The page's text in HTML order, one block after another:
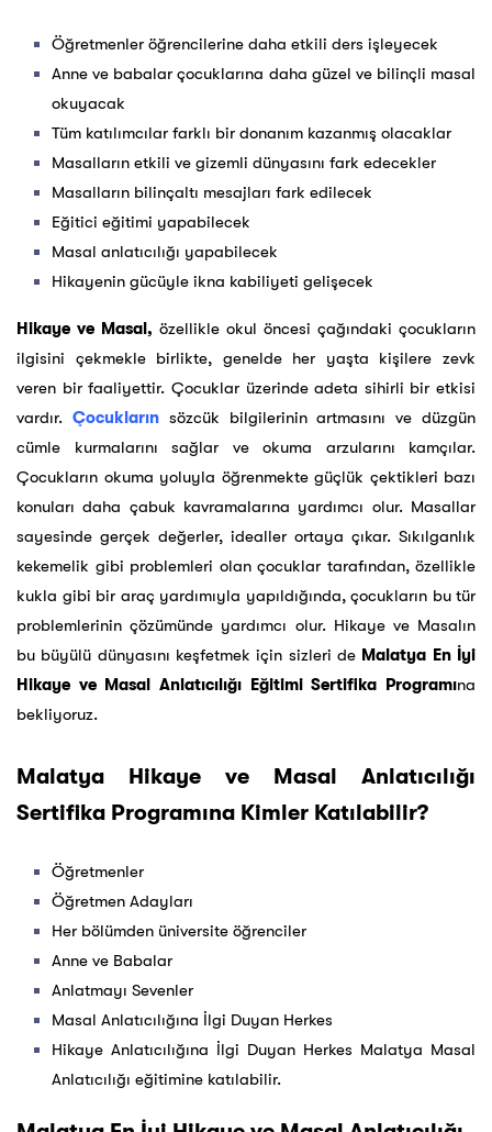
Öğretmenler öğrencilerine daha etkili ders işleyecek
Anne ve babalar çocuklarına daha güzel ve bilinçli masal
okuyacak
Tüm katılımcılar farklı bir donanım kazanmış olacaklar
Masalların etkili ve gizemli dünyasını fark edecekler
Masalların bilinçaltı mesajları fark edilecek
Eğitici eğitimi yapabilecek
Masal anlatıcılığı yapabilecek
Hikayenin gücüyle ikna kabiliyeti gelişecek
Hikaye ve Masal, özellikle okul öncesi çağındaki çocukların
ilgisini çekmekle birlikte, genelde her yaşta kişilere zevk
veren bir faaliyettir. Çocuklar üzerinde adeta sihirli bir etkisi
vardır. Çocukların sözcük bilgilerinin artmasını ve düzgün
cümle kurmalarını sağlar ve okuma arzularını kamçılar.
Çocukların okuma yoluyla öğrenmekte güçlük çektikleri bazı
konuları daha çabuk kavramalarına yardımcı olur. Masallar
sayesinde gerçek değerler, idealler ortaya çıkar. Sıkılganlık
kekemelik gibi problemleri olan çocuklar tarafından, özellikle
kukla gibi bir araç yardımıyla yapıldığında, çocukların bu tür
problemlerinin çözümünde yardımcı olur. Hikaye ve Masalın
bu büyülü dünyasını keşfetmek için sizleri de Malatya En İyi
Hikaye ve Masal Anlatıcılığı Eğitimi Sertifika Programına
bekliyoruz.
Malatya Hikaye ve Masal Anlatıcılığı
Sertifika Programına Kimler Katılabilir?
Öğretmenler
Öğretmen Adayları
Her bölümden üniversite öğrenciler
Anne ve Babalar
Anlatmayı Sevenler
Masal Anlatıcılığına İlgi Duyan Herkes
Hikaye Anlatıcılığına İlgi Duyan Herkes Malatya Masal
Anlatıcılığı eğitimine katılabilir.